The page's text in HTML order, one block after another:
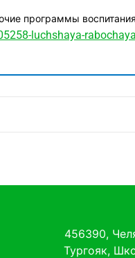
программы
luchshaya-
456390,
Тургояк,